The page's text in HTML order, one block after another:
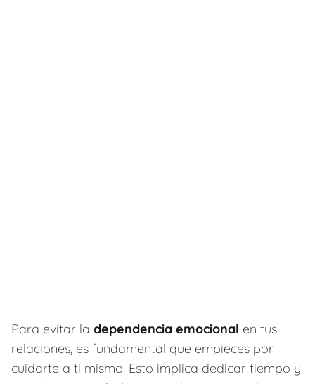
Para evitar la dependencia emocional en tus
relaciones, es fundamental que empieces por
cuidarte a ti mismo. Esto implica dedicar tiempo y